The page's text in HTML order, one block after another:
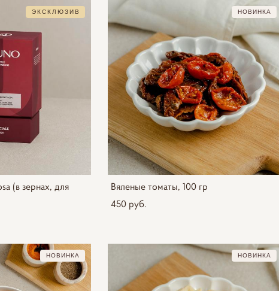
ЭКСКЛЮЗИВ
(в зернах, для
НОВИНКА
Вяленые томаты, 100 гр
450 pуб.
НОВИНКА НОВИНКА